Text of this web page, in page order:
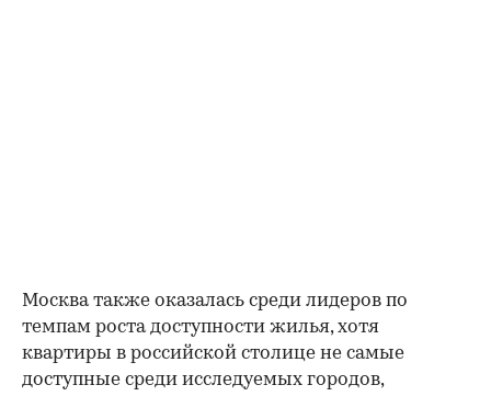
Москва также оказалась среди лидеров по
темпам роста доступности жилья, хотя
квартиры в российской столице не самые
доступные среди исследуемых городов,